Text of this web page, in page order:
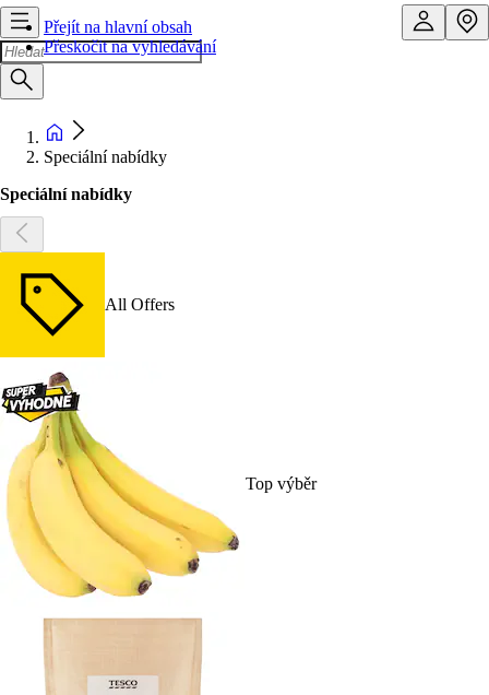
Přejít na hlavní obsah
Přeskočit na vyhledávání
Speciální nabídky
Speciální nabídky
All Offers
Top výběr